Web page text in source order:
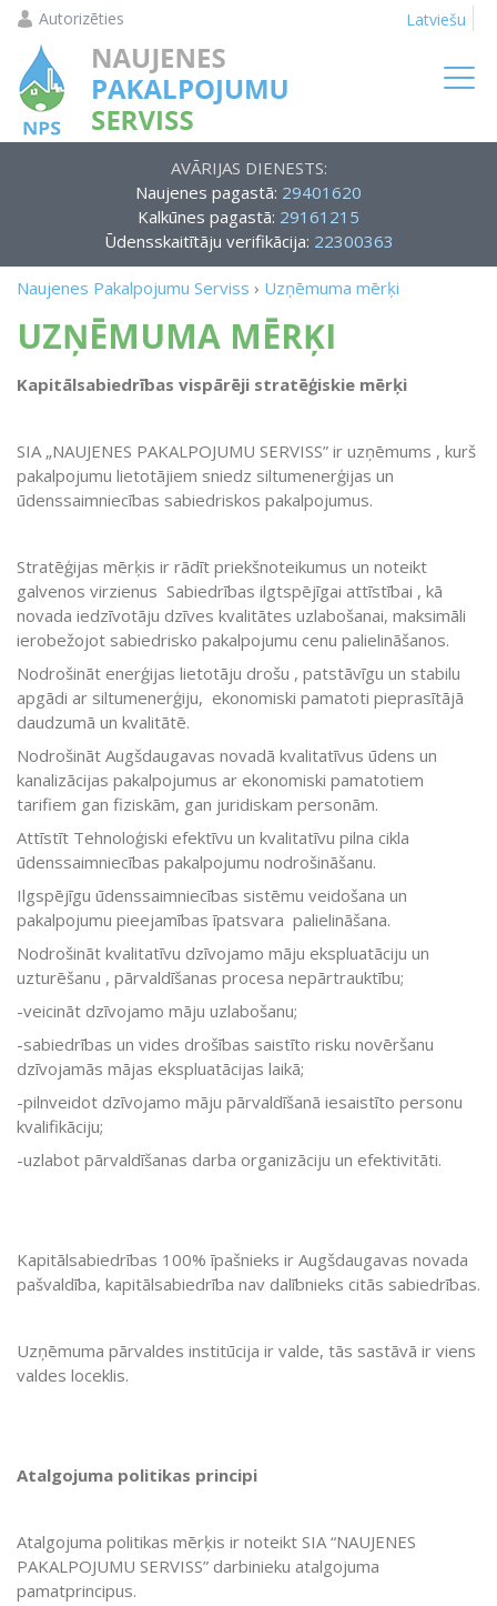
Autorizēties Latviešu
AVĀRIJAS DIENESTS:
Naujenes pagastā: 29401620
Kalkūnes pagastā: 29161215
Ūdensskaitītāju verifikācija: 22300363
Naujenes Pakalpojumu Serviss › Uzņēmuma mērķi
UZŅĒMUMA MĒRĶI
Kapitālsabiedrības vispārēji stratēģiskie mērķi
SIA „NAUJENES PAKALPOJUMU SERVISS” ir uzņēmums , kurš
pakalpojumu lietotājiem sniedz siltumenerģijas un
ūdenssaimniecības sabiedriskos pakalpojumus.
Stratēģijas mērķis ir rādīt priekšnoteikumus un noteikt
galvenos virzienus Sabiedrības ilgtspējīgai attīstībai , kā
novada iedzīvotāju dzīves kvalitātes uzlabošanai, maksimāli
ierobežojot sabiedrisko pakalpojumu cenu palielināšanos.
Nodrošināt enerģijas lietotāju drošu , patstāvīgu un stabilu
apgādi ar siltumenerģiju, ekonomiski pamatoti pieprasītājā
daudzumā un kvalitātē.
Nodrošināt Augšdaugavas novadā kvalitatīvus ūdens un
kanalizācijas pakalpojumus ar ekonomiski pamatotiem
tarifiem gan fiziskām, gan juridiskam personām.
Attīstīt Tehnoloģiski efektīvu un kvalitatīvu pilna cikla
ūdenssaimniecības pakalpojumu nodrošināšanu.
Ilgspējīgu ūdenssaimniecības sistēmu veidošana un
pakalpojumu pieejamības īpatsvara palielināšana.
Nodrošināt kvalitatīvu dzīvojamo māju ekspluatāciju un
uzturēšanu , pārvaldīšanas procesa nepārtrauktību;
-veicināt dzīvojamo māju uzlabošanu;
-sabiedrības un vides drošības saistīto risku novēršanu
dzīvojamās mājas ekspluatācijas laikā;
-pilnveidot dzīvojamo māju pārvaldīšanā iesaistīto personu
kvalifikāciju;
-uzlabot pārvaldīšanas darba organizāciju un efektivitāti.
Kapitālsabiedrības 100% īpašnieks ir Augšdaugavas novada
pašvaldība, kapitālsabiedrība nav dalībnieks citās sabiedrības.
Uzņēmuma pārvaldes institūcija ir valde, tās sastāvā ir viens
valdes loceklis.
Atalgojuma politikas principi
Atalgojuma politikas mērķis ir noteikt SIA “NAUJENES
PAKALPOJUMU SERVISS” darbinieku atalgojuma
pamatprincipus.